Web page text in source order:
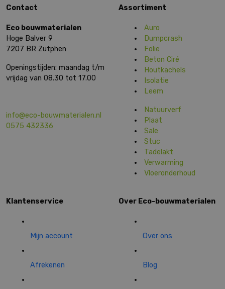
Contact
Eco bouwmaterialen
Hoge Balver 9
7207 BR Zutphen
Openingstijden: maandag t/m
vrijdag van 08.30 tot 17.00
info@eco-bouwmaterialen.nl
0575 432336
Assortiment
Auro
Dumpcrash
Folie
Beton Ciré
Houtkachels
Isolatie
Leem
Natuurverf
Plaat
Sale
Stuc
Tadelakt
Verwarming
Vloeronderhoud
Klantenservice
Mijn account
Afrekenen
Over Eco-bouwmaterialen
Over ons
Blog